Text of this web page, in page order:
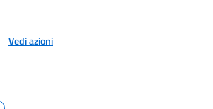
Vedi azioni